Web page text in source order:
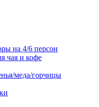
на 4/6 персон
чая и кофе
меда/горчицы